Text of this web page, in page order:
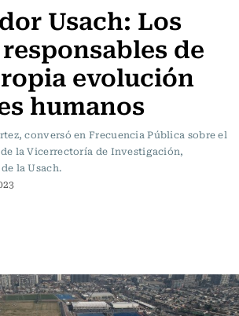
Usach: Los
de
evolución
humanos
conversó en Frecuencia Pública sobre el
la Vicerrectoría de Investigación,
la Usach.